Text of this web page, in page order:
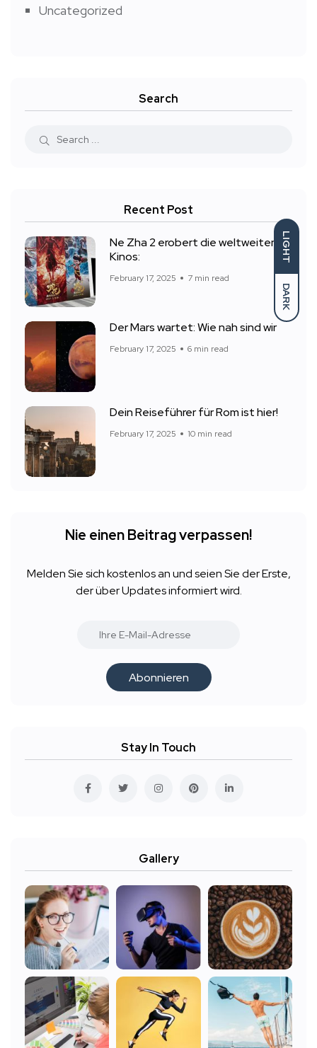
LIGHT
DARK
Uncategorized
Search
Recent Post
Ne Zha 2 erobert die weltweiten
Kinos:
February 17, 2025 7 min read
Der Mars wartet: Wie nah sind wir
February 17, 2025 6 min read
Dein Reiseführer für Rom ist hier!
February 17, 2025 10 min read
Nie einen Beitrag verpassen!
Melden Sie sich kostenlos an und seien Sie der Erste,
der über Updates informiert wird.
Abonnieren
Stay In Touch
Gallery